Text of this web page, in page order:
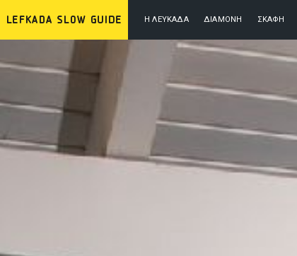
Η ΛΕΥΚΆΔΑ ΔΙΑΜΟΝΉ ΣΚΆΦΗ